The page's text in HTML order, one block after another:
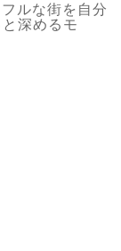
ルな街を自分
深めるモ